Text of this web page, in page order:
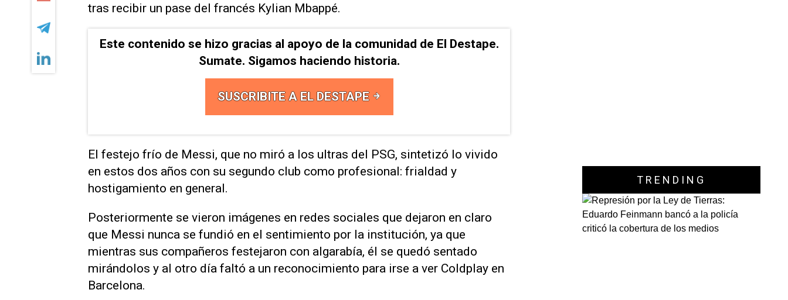
tras recibir un pase del francés Kylian Mbappé.
Este contenido se hizo gracias al apoyo de la comunidad de El Destape.
Sumate. Sigamos haciendo historia.
SUSCRIBITE A EL DESTAPE
El festejo frío de Messi, que no miró a los ultras del PSG, sintetizó lo vivido
en estos dos años con su segundo club como profesional: frialdad y
hostigamiento en general.
Posteriormente se vieron imágenes en redes sociales que dejaron en claro
que Messi nunca se fundió en el sentimiento por la institución, ya que
mientras sus compañeros festejaron con algarabía, él se quedó sentado
mirándolos y al otro día faltó a un reconocimiento para irse a ver Coldplay en
Barcelona.
TRENDING